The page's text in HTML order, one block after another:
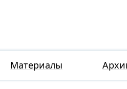
Материалы